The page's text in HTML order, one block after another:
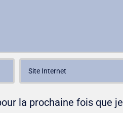
la prochaine fois que je